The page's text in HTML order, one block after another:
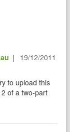
|
19/12/2011
to upload this
of a two-part